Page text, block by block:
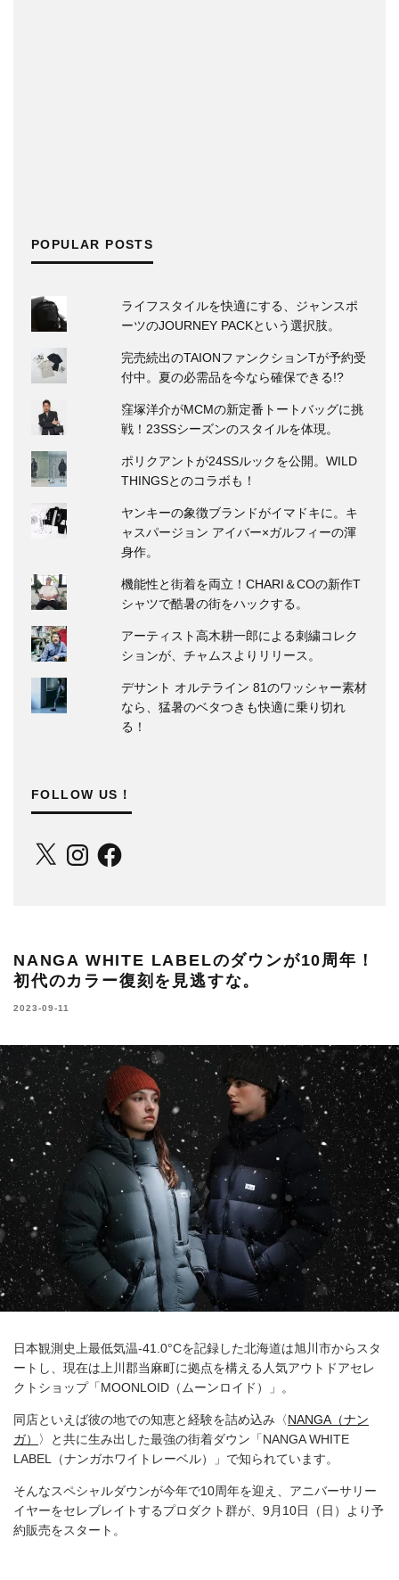
POPULAR POSTS
ライフスタイルを快適にする、ジャンスポ
ーツのJOURNEY PACKという選択肢。
完売続出のTAIONファンクションTが予約受
付中。夏の必需品を今なら確保できる!?
窪塚洋介がMCMの新定番トートバッグに挑
戦！23SSシーズンのスタイルを体現。
ポリクアントが24SSルックを公開。WILD
THINGSとのコラボも！
ヤンキーの象徴ブランドがイマドキに。キ
ャスパージョン アイバー×ガルフィーの渾
身作。
機能性と街着を両立！CHARI＆COの新作T
シャツで酷暑の街をハックする。
アーティスト高木耕一郎による刺繍コレク
ションが、チャムスよりリリース。
デサント オルテライン 81のワッシャー素材
なら、猛暑のベタつきも快適に乗り切れ
る！
FOLLOW US！
X InstagramFacebook
NANGA WHITE LABELのダウンが10周年！
初代のカラー復刻を見逃すな。
2023-09-11
日本観測史上最低気温-41.0°Cを記録した北海道は旭川市からスタ
ートし、現在は上川郡当麻町に拠点を構える人気アウトドアセレ
クトショップ「MOONLOID（ムーンロイド）」。
同店といえば彼の地での知恵と経験を詰め込み〈NANGA（ナン
ガ）
〉と共に生み出した最強の街着ダウン「NANGA WHITE
LABEL（ナンガホワイトレーベル）」で知られています。
そんなスペシャルダウンが今年で10周年を迎え、アニバーサリー
イヤーをセレブレイトするプロダクト群が、9月10日（日）より予
約販売をスタート。